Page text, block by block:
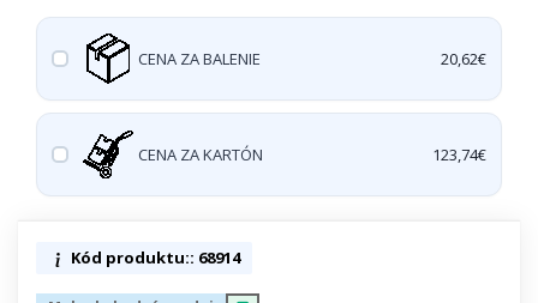
CENA ZA BALENIE 20,62€
CENA ZA KARTÓN 123,74€
Kód produktu:: 68914